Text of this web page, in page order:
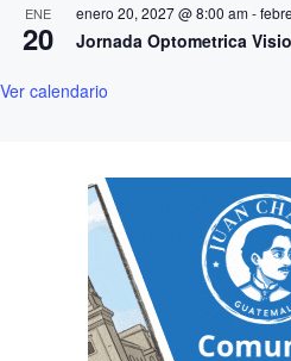
ENE
20
enero 20, 2027 @ 8:00 am-
Jornada Optometrica
Ver calendario